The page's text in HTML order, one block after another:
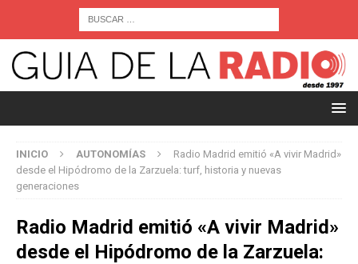
INICIO AUTONOMÍAS
Radio Madrid emitió «A vivir Madrid»
desde el Hipódromo de la Zarzuela: turf, historia y nuevas
generaciones
Radio Madrid emitió «A vivir Madrid»
desde el Hipódromo de la Zarzuela: